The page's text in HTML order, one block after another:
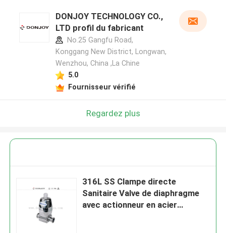
DONJOY TECHNOLOGY CO.,
LTD profil du fabricant
No.25 Gangfu Road,
Konggang New District, Longwan,
Wenzhou, China ,La Chine
5.0
Fournisseur vérifié
Regardez plus
316L SS Clampe directe
Sanitaire Valve de diaphragme
avec actionneur en acier